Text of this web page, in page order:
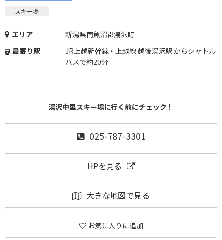
スキー場
エリア
新潟県南魚沼郡湯沢町
最寄り駅
JR上越新幹線・上越線 越後湯沢駅 からシャトル
バスで約20分
湯沢中里スキー場に行く前にチェック！
025-787-3301
HPを見る
大きな地図で見る
お気に入りに追加